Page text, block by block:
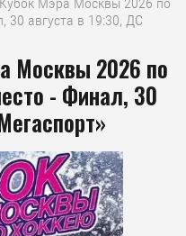
30 августа в 19:30, ДС
Москвы 2026 по
- Финал, 30